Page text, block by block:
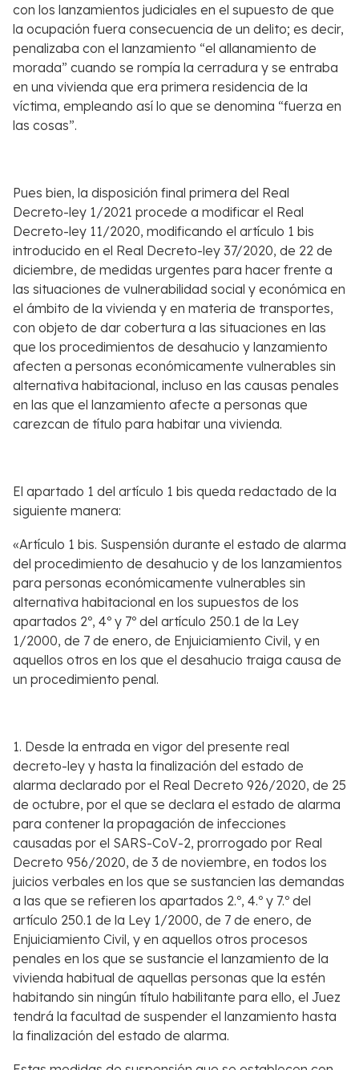
con los lanzamientos judiciales en el supuesto de que
la ocupación fuera consecuencia de un delito; es decir,
penalizaba con el lanzamiento “el allanamiento de
morada” cuando se rompía la cerradura y se entraba
en una vivienda que era primera residencia de la
víctima, empleando así lo que se denomina “fuerza en
las cosas”.
Pues bien, la disposición final primera del Real
Decreto-ley 1/2021 procede a modificar el Real
Decreto-ley 11/2020, modificando el artículo 1 bis
introducido en el Real Decreto-ley 37/2020, de 22 de
diciembre, de medidas urgentes para hacer frente a
las situaciones de vulnerabilidad social y económica en
el ámbito de la vivienda y en materia de transportes,
con objeto de dar cobertura a las situaciones en las
que los procedimientos de desahucio y lanzamiento
afecten a personas económicamente vulnerables sin
alternativa habitacional, incluso en las causas penales
en las que el lanzamiento afecte a personas que
carezcan de título para habitar una vivienda.
El apartado 1 del artículo 1 bis queda redactado de la
siguiente manera:
«Artículo 1 bis. Suspensión durante el estado de alarma
del procedimiento de desahucio y de los lanzamientos
para personas económicamente vulnerables sin
alternativa habitacional en los supuestos de los
apartados 2º, 4º y 7º del artículo 250.1 de la Ley
1/2000, de 7 de enero, de Enjuiciamiento Civil, y en
aquellos otros en los que el desahucio traiga causa de
un procedimiento penal.
1. Desde la entrada en vigor del presente real
decreto-ley y hasta la finalización del estado de
alarma declarado por el Real Decreto 926/2020, de 25
de octubre, por el que se declara el estado de alarma
para contener la propagación de infecciones
causadas por el SARS-CoV-2, prorrogado por Real
Decreto 956/2020, de 3 de noviembre, en todos los
juicios verbales en los que se sustancien las demandas
a las que se refieren los apartados 2.º, 4.º y 7.º del
artículo 250.1 de la Ley 1/2000, de 7 de enero, de
Enjuiciamiento Civil, y en aquellos otros procesos
penales en los que se sustancie el lanzamiento de la
vivienda habitual de aquellas personas que la estén
habitando sin ningún título habilitante para ello, el Juez
tendrá la facultad de suspender el lanzamiento hasta
la finalización del estado de alarma.